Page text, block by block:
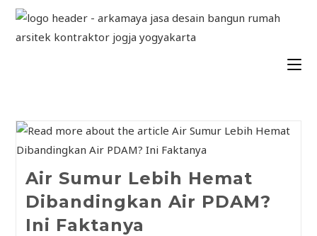
Air Sumur Lebih Hemat
Dibandingkan Air PDAM?
Ini Faktanya